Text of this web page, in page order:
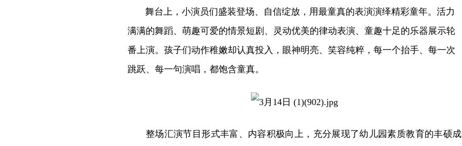
舞台上，小演员们盛装登场、自信绽放，用最童真的表演演绎精彩童年。活力
满满的舞蹈、萌趣可爱的情景短剧、灵动优美的律动表演、童趣十足的乐器展示轮
番上演。孩子们动作稚嫩却认真投入，眼神明亮、笑容纯粹，每一个抬手、每一次
跳跃、每一句演唱，都饱含童真。
整场汇演节目形式丰富、内容积极向上，充分展现了幼儿园素质教育的丰硕成